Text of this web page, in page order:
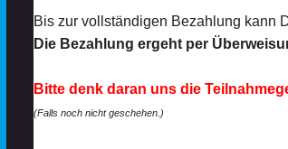
Bis zur vollständigen Bezahlung kann
Die Bezahlung ergeht per
Bitte denk daran uns die
(Falls noch nicht geschehen.)